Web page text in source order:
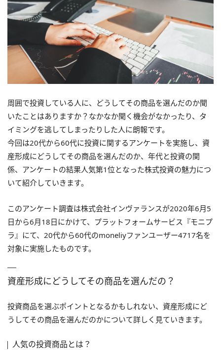
周囲で投資している人に、どうしてその商品を選んだのか聞
いたことはありますか？なかなか聞く機会がなかったり、タ
イミングを逃してしまったりした人に朗報です。
今回は20代から60代に投資に関するアンケートを実施し、資
産形成にどうしてその商品を選んだのか、年代と投資の関
係、アンケートの結果人気第1位となった株式投資の魅力につ
いて紹介していきます。
このアンケート調査は株式会社インヴァランスが2020年6月5
日から6月18日にかけて、プラットフォームサービス『モニプ
ラ』にて、20代から60代のmoneliyファンユーザー4717名を
対象に実施したものです。
資産形成にどうしてその商品を選んだの？
投資商品を選ぶポイントとなるかもしれない、資産形成にど
うしてその商品を選んだのかについて詳しく見ていきます。
人気の投資商品とは？